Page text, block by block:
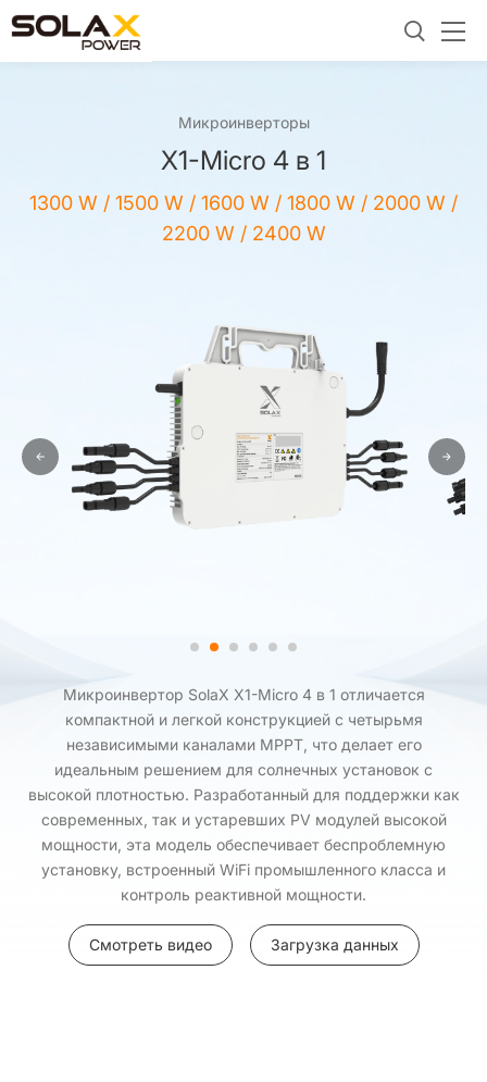
Микроинверторы
X1-Micro 4 в 1
1300 W / 1500 W / 1600 W / 1800 W / 2000 W /
2200 W / 2400 W
Микроинвертор SolaX X1-Micro 4 в 1 отличается
компактной и легкой конструкцией с четырьмя
независимыми каналами MPPT, что делает его
идеальным решением для солнечных установок с
высокой плотностью. Разработанный для поддержки как
современных, так и устаревших PV модулей высокой
мощности, эта модель обеспечивает беспроблемную
установку, встроенный WiFi промышленного класса и
контроль реактивной мощности.
Смотреть видео Загрузка данных